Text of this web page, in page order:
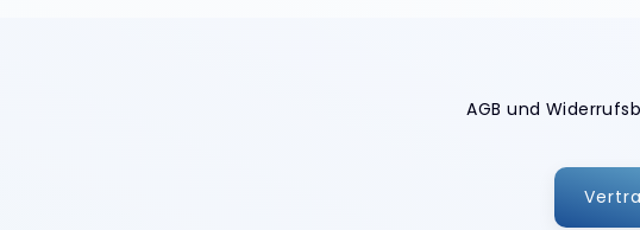
AGB und